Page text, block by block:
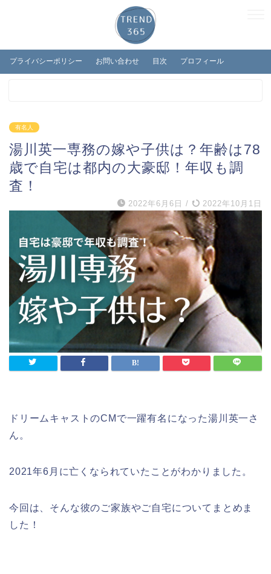
プライバシーポリシー お問い合わせ 目次 プロフィール
有名人
湯川英一専務の嫁や子供は？年齢は78
歳で自宅は都内の大豪邸！年収も調
査！
2022年6月6日 / 2022年10月1日
ドリームキャストのCMで一躍有名になった湯川英一さ
ん。
2021年6月に亡くなられていたことがわかりました。
今回は、そんな彼のご家族やご自宅についてまとめま
した！